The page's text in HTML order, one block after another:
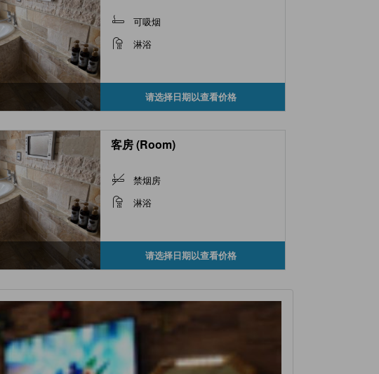
可吸烟
淋浴
请选择日期以查看价格
客房 (Room)
禁烟房
淋浴
请选择日期以查看价格